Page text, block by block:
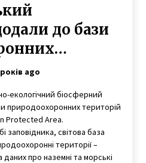
до бази
ago
екологічний біосферний
природоохоронних територій
Protected Area.
заповідника, світова база
території –
про наземні та морські